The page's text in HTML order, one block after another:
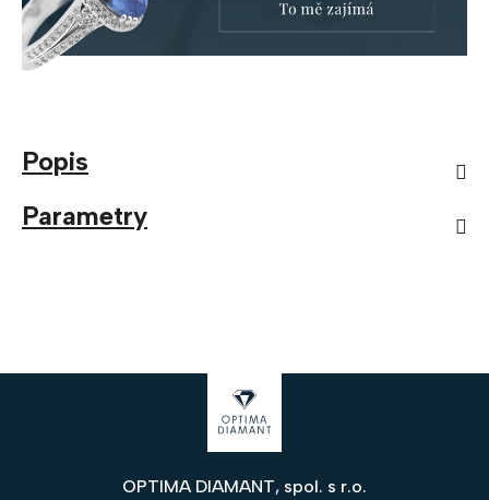
Popis
Parametry
OPTIMA DIAMANT, spol. s r.o.